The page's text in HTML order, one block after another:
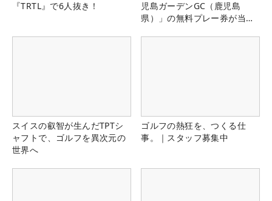
『TRTL』で6人抜き！
児島ガーデンGC（鹿児島
県）」の無料プレー券が当た
スイスの叡智が生んだTPTシ
ャフトで、ゴルフを異次元の
世界へ
ゴルフの熱狂を、つくる仕
事。｜スタッフ募集中